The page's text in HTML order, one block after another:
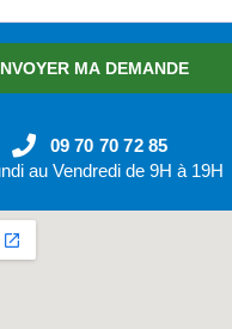
MA DEMANDE
09 70 70 72 85
au Vendredi de 9H à 19H